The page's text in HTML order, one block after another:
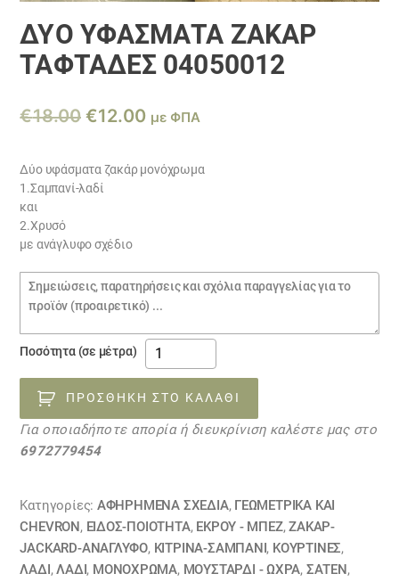
ΔΎΟ ΥΦΆΣΜΑΤΑ ΖΑΚΆΡ
ΤΑΦΤΆΔΕΣ 04050012
€18.00 Original
was:
€18.00.
€12.00Η
τιμή
με ΦΠΑ
Δύο υφάσματα ζακάρ μονόχρωμα
1.Σαμπανί-λαδί
και
2.Χρυσό
με ανάγλυφο σχέδιο
Σημειώσεις
παραγγελίας
Ποσότητα (σε μέτρα)
Δύο
υφάσματα
ζακάρ
ταφτάδες
04050012
ΠΡΟΣΘΉΚΗ ΣΤΟ ΚΑΛΆΘΙ
Για οποιαδήποτε απορία ή διευκρίνιση καλέστε μας στο
6972779454
Κατηγορίες: ΑΦΗΡΗΜΕΝΑ ΣΧΈΔΙΑ, ΓΕΩΜΕΤΡΙΚΆ ΚΑΙ
CHEVRON, ΕΙΔΟΣ-ΠΟΙΟΤΗΤΑ, ΕΚΡΟΥ - ΜΠΕΖ,ΖΑΚΆΡ-
JACKARD-ΑΝΆΓΛΥΦΟ, ΚΙΤΡΙΝΑ-ΣΑΜΠΑΝΙ, ΚΟΥΡΤΊΝΕΣ,
ΛΑΔΙ,ΛΑΔΙ, ΜΟΝΌΧΡΩΜΑ, ΜΟΥΣΤΑΡΔΙ - ΩΧΡΑ, ΣΑΤΈΝ,